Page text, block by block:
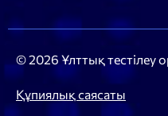
© 2026 Ұлттық тестілеу
Құпиялық саясаты